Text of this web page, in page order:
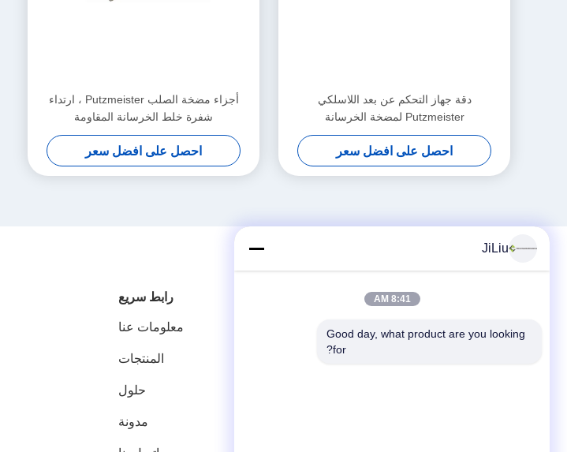
دقة جهاز التحكم عن بعد اللاسلكي
Putzmeister لمضخة الخرسانة
احصل على افضل سعر
أجزاء مضخة الصلب Putzmeister ، ارتداء
شفرة خلط الخرسانة المقاومة
احصل على افضل سعر
رابط سريع
معلومات عنا
المنتجات
حلول
مدونة
JiLiu
8:41 AM
Good day, what product are you looking
for?